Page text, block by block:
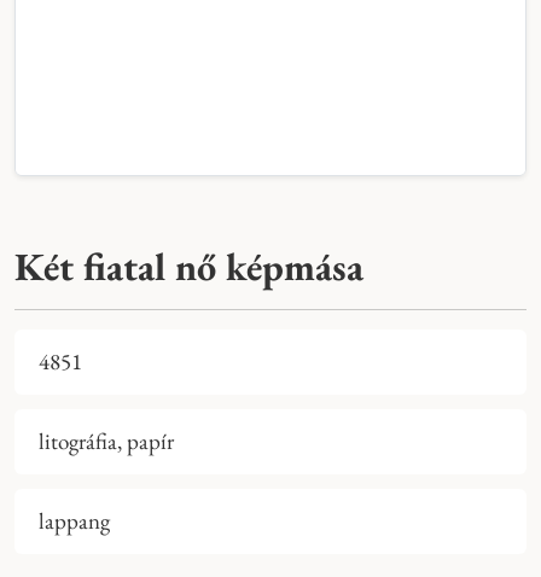
Két fiatal nő képmása
4851
litográfia, papír
lappang